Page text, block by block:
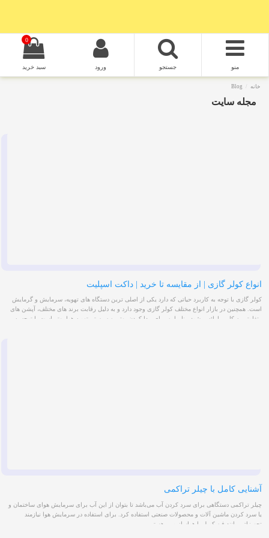
منو جستجو ورود
0
سبد خرید
خانه Blog
مجله سایت
انواع کولر گازی | از مقایسه تا خرید | داکت اسپلیت
کولر گازی با توجه به کاربرد حیاتی که دارد یکی از اصلی ترین دستگاه های تهویه، سرمایش و گرمایش
است. همچنین در بازار انواع مختلف کولر گازی وجود دارد و به دلیل رقابت برند های مختلف، آپشن های
متفاوتی به کاربر ارائه میشود. بنابراین برای پیدا کردن بهترین سیستم تهویه هوا بهتر است با توجه به
آشنایی کامل با چیلر تراکمی
چیلر تراکمی دستگاهی برای سرد کردن آب می‌باشد تا بتوان از این آب برای سرمایش هوای ساختمان و
یا سرد کردن ماشین آلات و محصولات صنعتی استفاده کرد. برای استفاده در سرمایش هوا نیازمند
تجهیزاتی مانند فن کویل یا هواساز و ... هستیم.